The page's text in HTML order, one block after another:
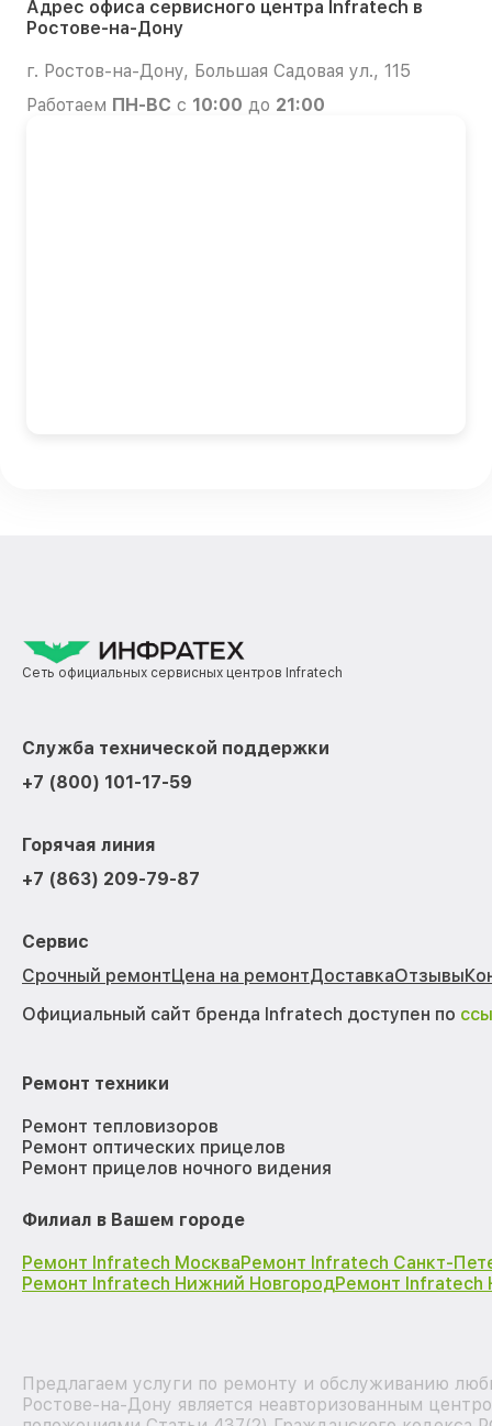
Адрес офиса сервисного центра Infratech в
Ростове-на-Дону
г. Ростов-на-Дону, Большая Садовая ул., 115
Работаем ПН-ВС с 10:00 до 21:00
Сеть официальных сервисных центров Infratech
Служба технической поддержки
+7 (800) 101-17-59
Горячая линия
+7 (863) 209-79-87
Сервис
Срочный ремонтЦена на ремонтДоставкаОтзывы
Официальный сайт бренда Infratech доступен по
Ремонт техники
Ремонт тепловизоров
Ремонт оптических прицелов
Ремонт прицелов ночного видения
Филиал в Вашем городе
Ремонт Infratech МоскваРемонт Infratech Санкт-
Ремонт Infratech Нижний НовгородРемонт Infratech
Предлагаем услуги по ремонту и обслуживанию
Ростове-на-Дону является неавторизованным